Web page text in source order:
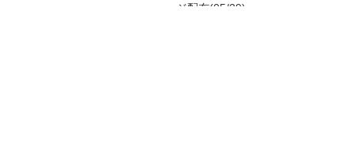
ージ配布(05/29)